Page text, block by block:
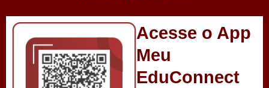
Acesse o App
Meu
EduConnect